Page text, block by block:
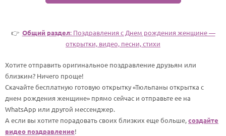
По именам
👉 Общий раздел: Поздравления с Днем рождения женщине —
открытки, видео, песни, стихи
Хотите отправить оригинальное поздравление друзьям или
близким? Ничего проще!
Скачайте бесплатную готовую открытку «Тюльпаны открытка с
днем рождения женщине» прямо сейчас и отправьте ее на
WhatsApp или другой мессенджер.
А если вы хотите порадовать своих близких еще больше,создайте
видео поздравление!